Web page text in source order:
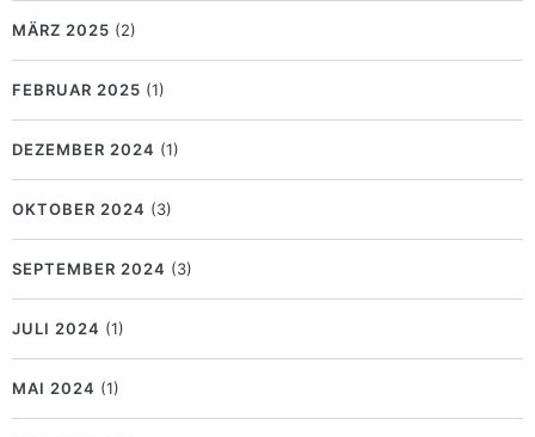
MÄRZ 2025 (2)
FEBRUAR 2025 (1)
DEZEMBER 2024 (1)
OKTOBER 2024 (3)
SEPTEMBER 2024 (3)
JULI 2024 (1)
MAI 2024 (1)